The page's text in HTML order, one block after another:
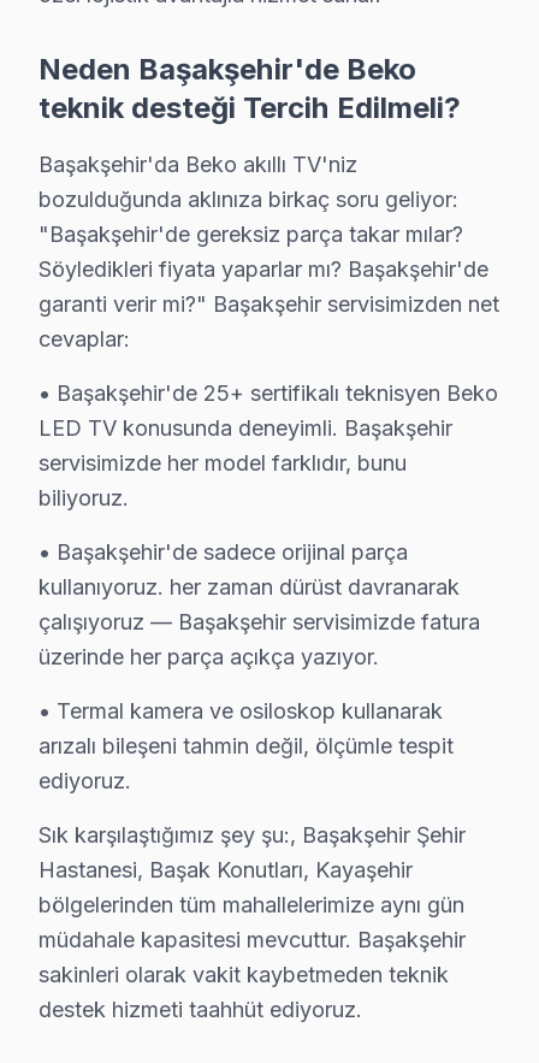
Beko TV tamir fiyatları, Başakşehir bölgesinde yaş
Anakart Tamiri : Model serisine göre fiyatlar
Güç Kartı, LED Backlight ve T-Con Kart
Yazılım/Firmware İşlemleri : Bu hizmet
Yerinde Servis vs Atölye Fiyat Farkı
Fiyatları etkileyen başlıca faktörler arasında
Başakşehir'de Her Kuşağa Beko Servisi:
Başakşehir bölgesinde, her kuşağa yönelik Beko
Yerinde tamir olanağı, özellikle gençlerin
Başakşehir Beko servis - TV Tamiri
Beko akıllı TV'niz neden bozuldu? Genellikle şu
Başakşehir'da — Başakşehir Şehir Hastanesi dahil —
Beko TV Duvar Montajı – Başakşehir
Başakşehir'da satın aldığınız Beko televizyonun
Kurulum sürecimiz:
• Başakşehir'de televizyon ünitesi duvar askısı
• Başakşehir servisimizde gizli kablo düzeni ve kanal
• Başakşehir'de HDMI, ses sistemi ve uydu bağlantı
• Başakşehir'de Smart panel ağ yapılandırması ve
Neden Başakşehir'de Beko
teknik desteği Tercih Edilmeli?
Başakşehir'da Beko akıllı TV'niz
bozulduğunda aklınıza birkaç soru geliyor:
"Başakşehir'de gereksiz parça takar mılar?
Söyledikleri fiyata yaparlar mı? Başakşehir'de
garanti verir mi?" Başakşehir servisimizden net
cevaplar:
• Başakşehir'de 25+ sertifikalı teknisyen Beko
LED TV konusunda deneyimli. Başakşehir
servisimizde her model farklıdır, bunu
biliyoruz.
• Başakşehir'de sadece orijinal parça
kullanıyoruz. her zaman dürüst davranarak
çalışıyoruz — Başakşehir servisimizde fatura
üzerinde her parça açıkça yazıyor.
• Termal kamera ve osiloskop kullanarak
arızalı bileşeni tahmin değil, ölçümle tespit
ediyoruz.
Sık karşılaştığımız şey şu:, Başakşehir Şehir
Hastanesi, Başak Konutları, Kayaşehir
bölgelerinden tüm mahallelerimize aynı gün
müdahale kapasitesi mevcuttur. Başakşehir
sakinleri olarak vakit kaybetmeden teknik
destek hizmeti taahhüt ediyoruz.